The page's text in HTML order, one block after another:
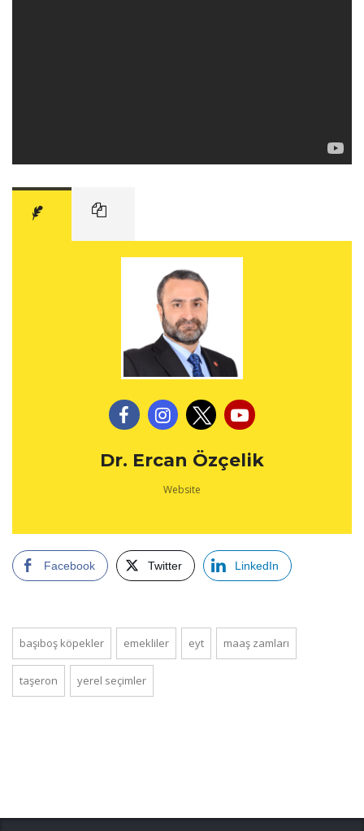
Dr. Ercan Özçelik
Website
Facebook Twitter LinkedIn
başıboş köpekler emekliler eyt maaş zamları
taşeron yerel seçimler